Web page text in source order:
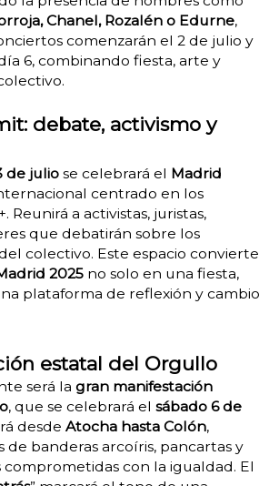
Chanel, Rozalén o Edurne,
comenzarán el 2 de julio y
6, combinando fiesta, arte y
debate, activismo y
de juliose celebrará el Madrid
centrado en los
Reunirá a activistas, juristas,
que debatirán sobre los
colectivo. Este espacio convierte
2025no solo en una fiesta,
plataforma de reflexión y cambio
estatal del Orgullo
será la gran manifestación
, que se celebrará el sábado 6 de
desde Atocha hasta Colón,
de banderas arcoíris, pancartas y
comprometidas con la igualdad. El